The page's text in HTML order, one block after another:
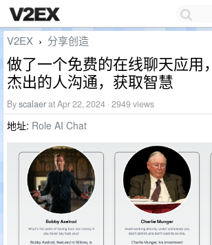
V2EX › 分享创造
做了一个免费的在线聊天应用
杰出的人沟通，获取智慧
Byscalaerat Apr 22, 2024 · 2949 views
地址: Role AI Chat